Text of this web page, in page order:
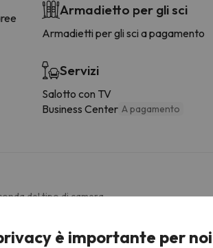
Armadietto per gli sci
Armadietti per gli sci a pagamento
Servizi
Salotto con TV
Business Center A pagamento
del tipo di camera.
Bagno
è importante per noi